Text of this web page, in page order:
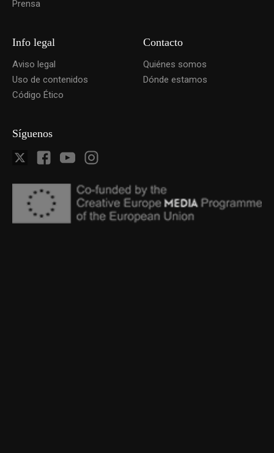
Prensa
Info legal
Aviso legal
Uso de contenidos
Código Ético
Contacto
Quiénes somos
Dónde estamos
Síguenos